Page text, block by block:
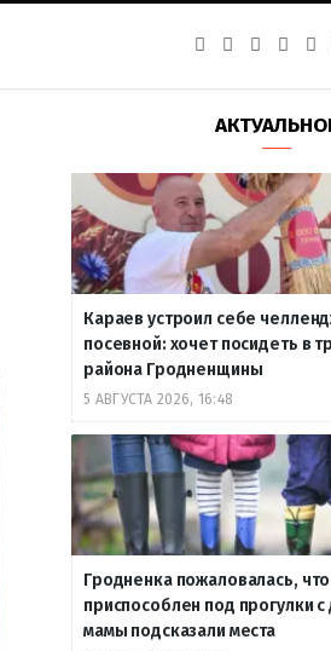
k
a
g
a
m
g
r
a
m
u
b
Караев устроил себе
посевной: хочет посидеть в
района Гродненщины
5 АВГУСТА 2026, 16:48
Гродненка пожаловалась,
приспособлен под прогулки
мамы подсказали места